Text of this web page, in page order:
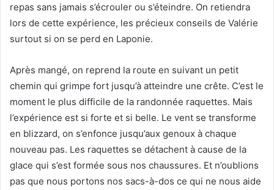
repas sans jamais s’écrouler ou s’éteindre. On retiendra
lors de cette expérience, les précieux conseils de Valérie
surtout si on se perd en Laponie.
Après mangé, on reprend la route en suivant un petit
chemin qui grimpe fort jusqu’à atteindre une crête. C’est le
moment le plus difficile de la randonnée raquettes. Mais
l’expérience est si forte et si belle. Le vent se transforme
en blizzard, on s’enfonce jusqu’aux genoux à chaque
nouveau pas. Les raquettes se détachent à cause de la
glace qui s’est formée sous nos chaussures. Et n’oublions
pas que nous portons nos sacs-à-dos ce qui ne nous aide